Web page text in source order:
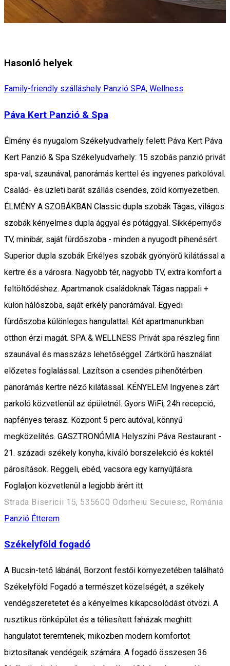
Hasonló helyek
Family-friendly szálláshely Panzió SPA, Wellness
Páva Kert Panzió & Spa
Élmény és nyugalom Székelyudvarhely felett Páva Kert Páva
Kert Panzió & Spa Székelyudvarhely: 15 szobás panzió privát
spa-val, szaunával, panorámás kerttel és ingyenes parkolóval.
Család- és üzleti barát szállás csendes, zöld környezetben.
ÉLMÉNY A SZOBÁKBAN Classic dupla szobák Tágas, világos
szobák kényelmes dupla ággyal és pótággyal. Síkképernyős
TV, minibár, saját fürdőszoba - minden a nyugodt pihenésért.
Superior dupla szobák Erkélyes szobák gyönyörű kilátással a
kertre és a városra. Nagyobb tér, nagyobb TV, extra komfort a
feltöltődéshez. Apartmanok családoknak Tágas nappali +
külön hálószoba, saját erkély panorámával. Egyedi
fürdőszoba különleges hangulattal. Két apartmanunkban
otthon érzi magát. SPA & WELLNESS Privát spa részleg finn
szaunával és masszázs lehetőséggel. Zártkörű használat
előzetes foglalással. Lazítson a csendes pihenőtérben
panorámás kertre néző kilátással. KÉNYELEM Ingyenes zárt
parkoló közvetlenül az épületnél. Gyors WiFi, 24h recepció,
napfényes terasz. Központ 5 perc autóval, könnyű
megközelítés. GASZTRONÓMIA Helyszíni Páva Restaurant -
21. századi székely konyha, kiváló borszelekció és koktél
párosítások. Reggeli, ebéd, vacsora egy karnyújtásra.
Foglaljon közvetlenül a legjobb árért itt
Strada Bisericii 15, 535600 Odorheiu Secuiesc, Románia
Panzió Étterem
Székelyföld fogadó
A Bucsin-tető lábánál, Borzont festői környezetében található
Székelyföld Fogadó a természet közelségét, a székely
vendégszeretetet és a kényelmes kikapcsolódást ötvözi. A
rusztikus rönképület és a téliesített faházak meghitt
hangulatot teremtenek, miközben modern komfortot
biztosítanak vendégeik számára. A fogadó összesen 36